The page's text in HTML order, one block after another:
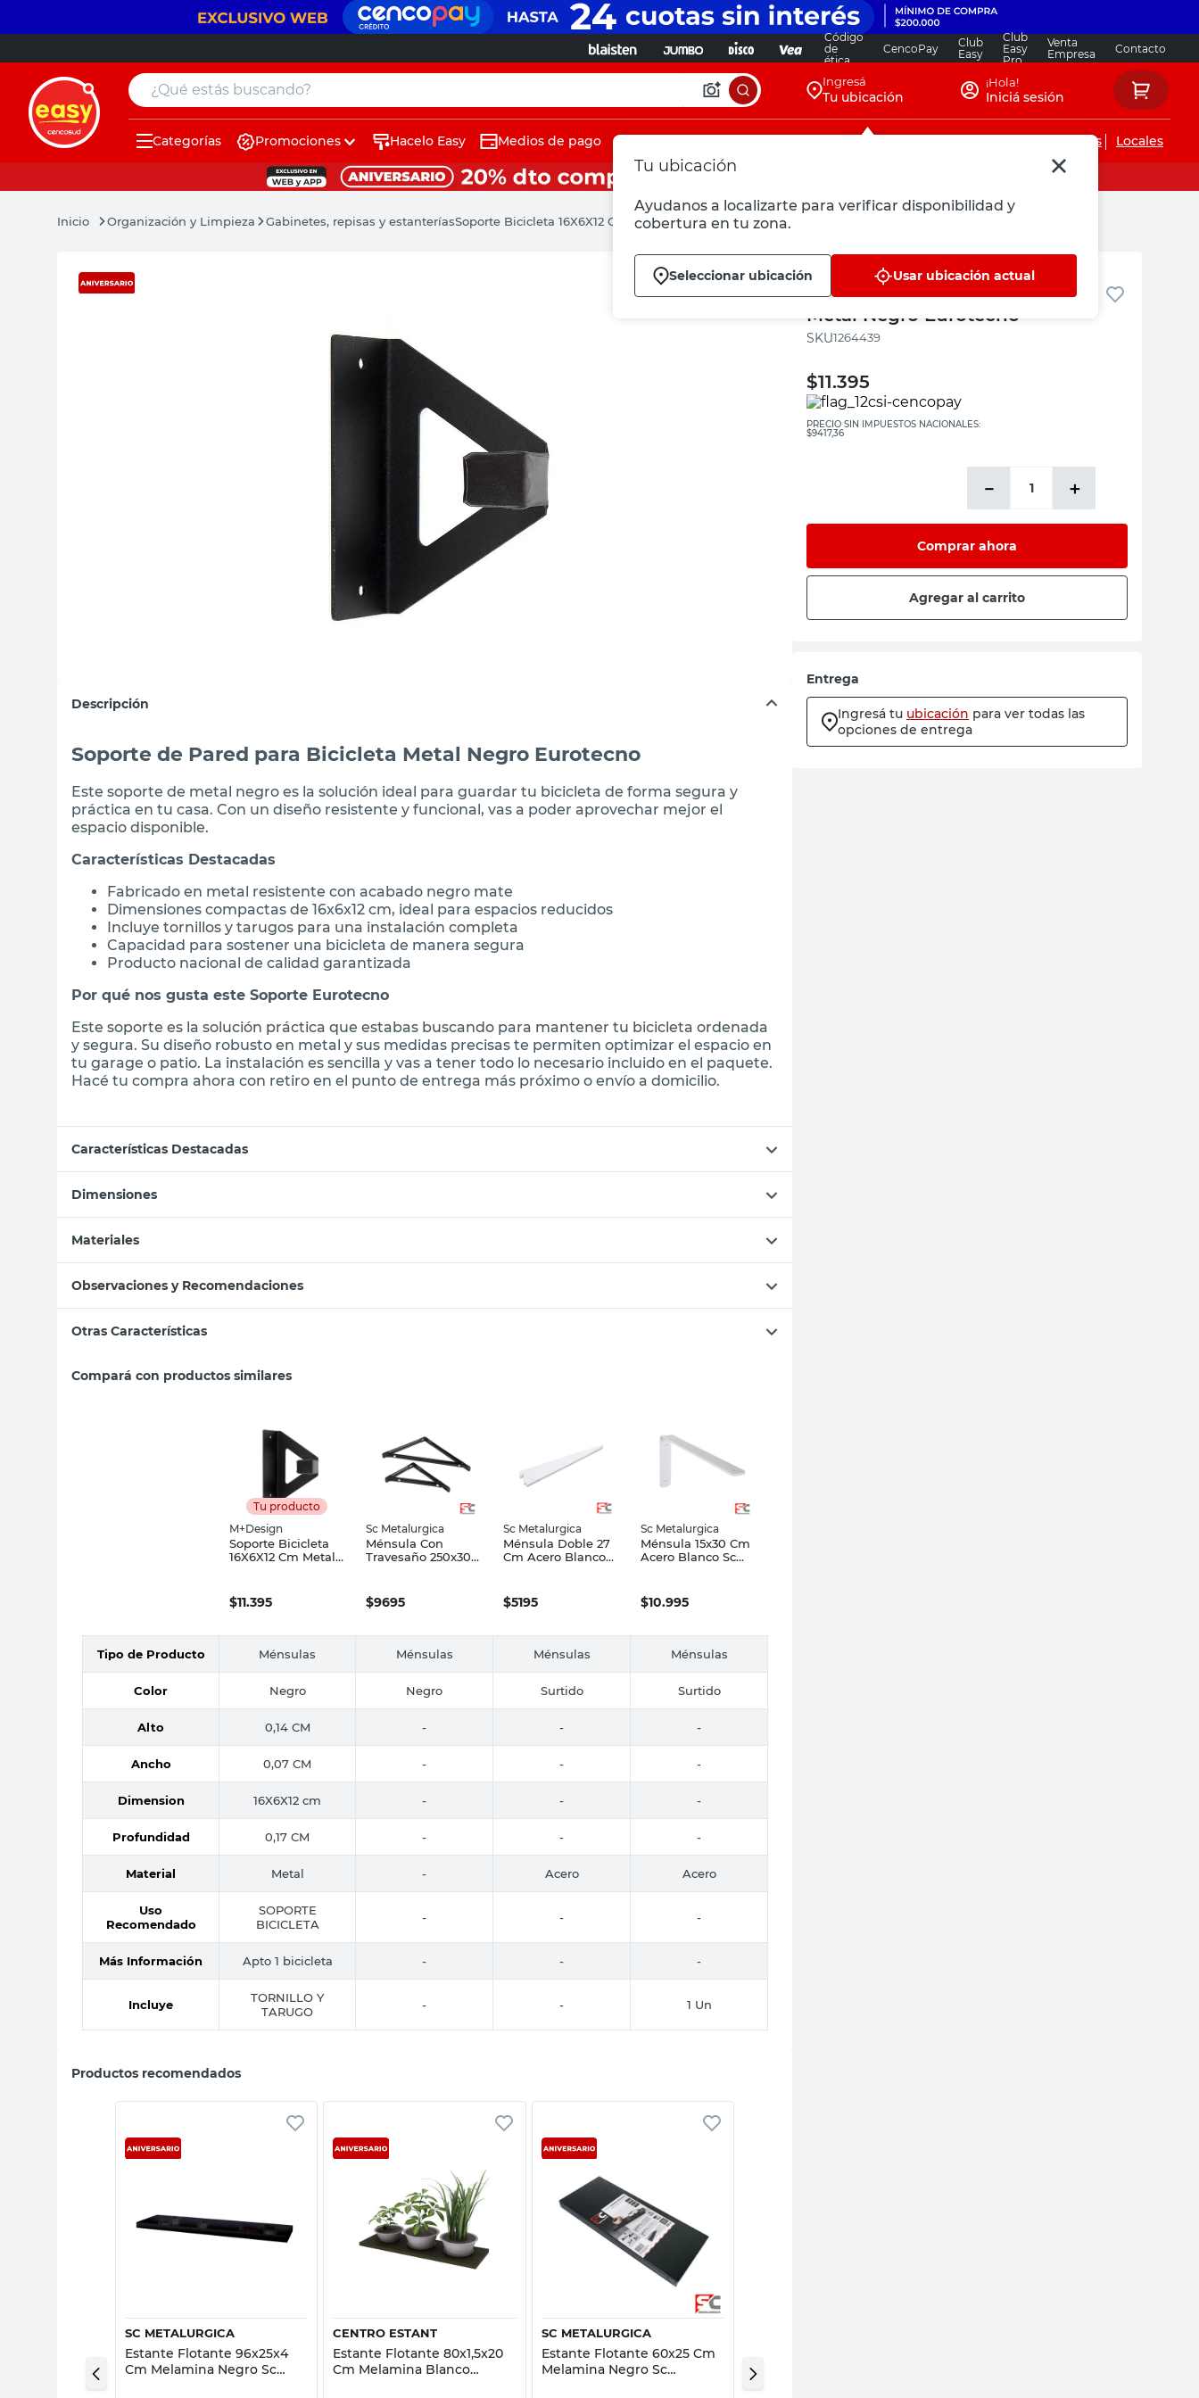
Código
de
ética
CencoPay
Club
Easy
Club
Easy
Pro
Venta
Empresa
Contacto
¿Qué estás buscando? Ingresá
Tu ubicación
Tu ubicación
Ayudanos a localizarte para verificar disponibilidad y
cobertura en tu zona.
Seleccionar ubicación Usar ubicación actual
¡Hola!
Iniciá sesión
Categorías Promociones Hacelo Easy Medios de pago Servicios de instalaciones Locales
Organización y Limpieza Gabinetes, repisas y estanteríasSoporte Bicicleta 16X6X12 Cm Metal Negro Eurotecno
Descripción
Soporte de Pared para Bicicleta Metal Negro Eurotecno
Este soporte de metal negro es la solución ideal para guardar tu bicicleta de forma segura y
práctica en tu casa. Con un diseño resistente y funcional, vas a poder aprovechar mejor el
espacio disponible.
Características Destacadas
Fabricado en metal resistente con acabado negro mate
Dimensiones compactas de 16x6x12 cm, ideal para espacios reducidos
Incluye tornillos y tarugos para una instalación completa
Capacidad para sostener una bicicleta de manera segura
Producto nacional de calidad garantizada
Por qué nos gusta este Soporte Eurotecno
Este soporte es la solución práctica que estabas buscando para mantener tu bicicleta ordenada
y segura. Su diseño robusto en metal y sus medidas precisas te permiten optimizar el espacio en
tu garage o patio. La instalación es sencilla y vas a tener todo lo necesario incluido en el paquete.
Hacé tu compra ahora con retiro en el punto de entrega más próximo o envío a domicilio.
Características Destacadas
Dimensiones
Materiales
Observaciones y Recomendaciones
Otras Características
Compará con productos similares
Tu producto
M+Design
Soporte Bicicleta
16X6X12 Cm Metal
$11.395
Sc Metalurgica
Ménsula Con
Travesaño 250x300
$9695
Sc Metalurgica
Ménsula Doble 27
Cm Acero Blanco
$5195
Sc Metalurgica
Ménsula 15x30 Cm
Acero Blanco Sc
$10.995
Tipo de Producto Ménsulas Ménsulas Ménsulas Ménsulas
Color Negro Negro Surtido Surtido
Alto 0,14 CM - - -
Ancho 0,07 CM - - -
Dimension 16X6X12 cm - - -
Profundidad 0,17 CM - - -
Material Metal - Acero Acero
Uso
Recomendado
SOPORTE
BICICLETA
- - -
Más Información Apto 1 bicicleta - - -
Incluye
TORNILLO Y
TARUGO
- - 1 Un
Productos recomendados
SC METALURGICA
Estante Flotante 96x25x4
Cm Melamina Negro Sc
Vista rápida
CENTRO ESTANT
Estante Flotante 80x1,5x20
Cm Melamina Blanco
Vista rápida
SC METALURGICA
Estante Flotante 60x25 Cm
Melamina Negro Sc
Cm Madera Beige
M+Design
M+Design
Soporte Bicicleta 16X6X12 Cm
Metal Negro Eurotecno
:1264439
$11.395
PRECIO SIN IMPUESTOS NACIONALES:
$9417,36
＋
－
Comprar ahora
Agregar al carrito
Entrega
Ingresá tu ubicación para ver todas las
opciones de entrega
muebles